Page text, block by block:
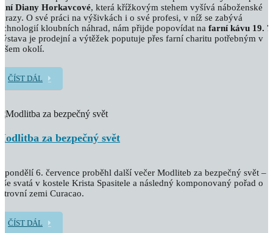
Diany Horkavcové, která křížkovým stehem vyšívá náboženské
O své práci na výšivkách i o své profesi, v níž se zabývá
kloubních náhrad, nám přijde popovídat na farní kávu 19.
je prodejní a výtěžek poputuje přes farní charitu potřebným v
okolí.
ČÍST DÁL
za bezpečný svět
pondělí 6. července proběhl další večer Modliteb za bezpečný svět –
svatá v kostele Krista Spasitele a následný komponovaný pořad o
zemi Curacao.
ČÍST DÁL